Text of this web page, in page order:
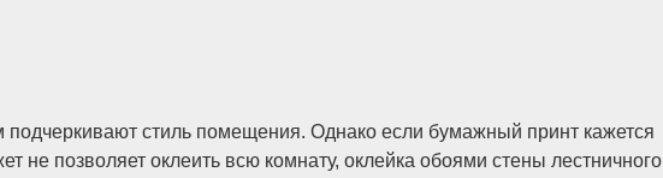
стиль помещения. Однако если бумажный принт кажется
не позволяет оклеить всю комнату, оклейка обоями стены лестничного